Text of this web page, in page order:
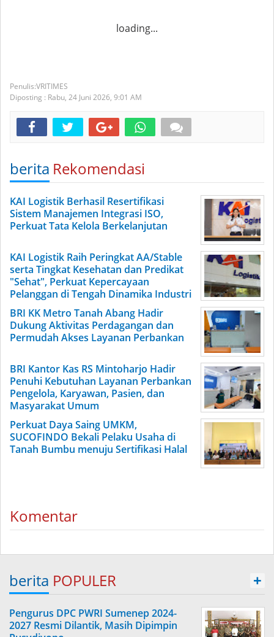
loading...
VRITIMES
Diposting : Rabu, 24 Juni 2026, 9:01 AM
berita Rekomendasi
KAI Logistik Berhasil Resertifikasi
Sistem Manajemen Integrasi ISO,
Perkuat Tata Kelola Berkelanjutan
KAI Logistik Raih Peringkat AA/Stable
serta Tingkat Kesehatan dan Predikat
"Sehat", Perkuat Kepercayaan
Pelanggan di Tengah Dinamika Industri
BRI KK Metro Tanah Abang Hadir
Dukung Aktivitas Perdagangan dan
Permudah Akses Layanan Perbankan
BRI Kantor Kas RS Mintoharjo Hadir
Penuhi Kebutuhan Layanan Perbankan
Pengelola, Karyawan, Pasien, dan
Masyarakat Umum
Perkuat Daya Saing UMKM,
SUCOFINDO Bekali Pelaku Usaha di
Tanah Bumbu menuju Sertifikasi Halal
Komentar
berita POPULER +
Pengurus DPC PWRI Sumenep 2024-
2027 Resmi Dilantik, Masih Dipimpin